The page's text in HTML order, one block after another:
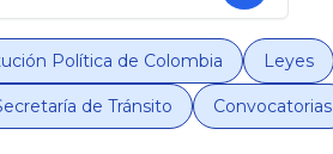
Política de Colombia Leyes
de Tránsito Convocatorias